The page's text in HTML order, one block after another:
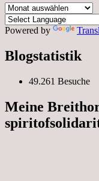
Mein
Archiv
Powered by
Blogstatistik
49.261 Besuche
Meine